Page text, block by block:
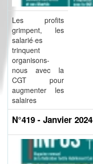
Les profits
grimpent, les
salarié·es
trinquent
organisons-
nous avec la
CGT pour
augmenter les
salaires
N°419 - Janvier 2024